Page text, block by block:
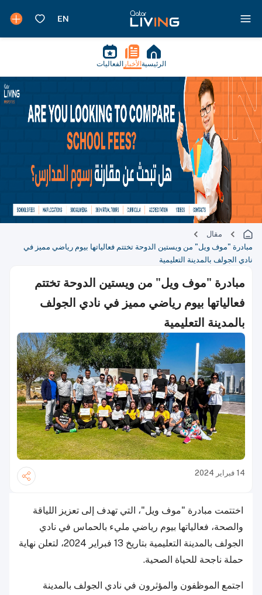
الرئيسية الأخبار الفعاليات
مقال
مبادرة "موف ويل" من ويستين الدوحة تختتم فعالياتها بيوم رياضي مميز في
نادي الجولف بالمدينة التعليمية
مبادرة "موف ويل" من ويستين الدوحة تختتم
فعالياتها بيوم رياضي مميز في نادي الجولف
بالمدينة التعليمية
14 فبراير 2024
اختتمت مبادرة "موف ويل"، التي تهدف إلى تعزيز اللياقة
والصحة، فعالياتها بيوم رياضي مليء بالحماس في نادي
الجولف بالمدينة التعليمية بتاريخ 13 فبراير 2024، لتعلن نهاية
حملة ناجحة للحياة الصحية.
اجتمع الموظفون والمؤثرون في نادي الجولف بالمدينة